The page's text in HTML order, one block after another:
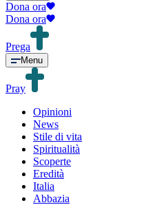
Dona ora
Dona ora
Prega
Menu
Pray
Opinioni
News
Stile di vita
Spiritualità
Scoperte
Eredità
Italia
Abbazia